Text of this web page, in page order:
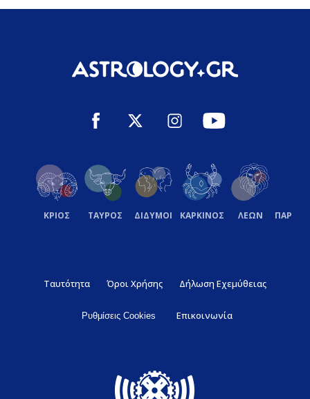
ΚΡΙΟΣ ΤΑΥΡΟΣ ΔΙΔΥΜΟΙ ΚΑΡΚΙΝΟΣ ΛΕΩΝ
Ταυτότητα Όροι Χρήσης Δήλωση Εχεμύθειας
Ρυθμίσεις Cookies Επικοινωνία